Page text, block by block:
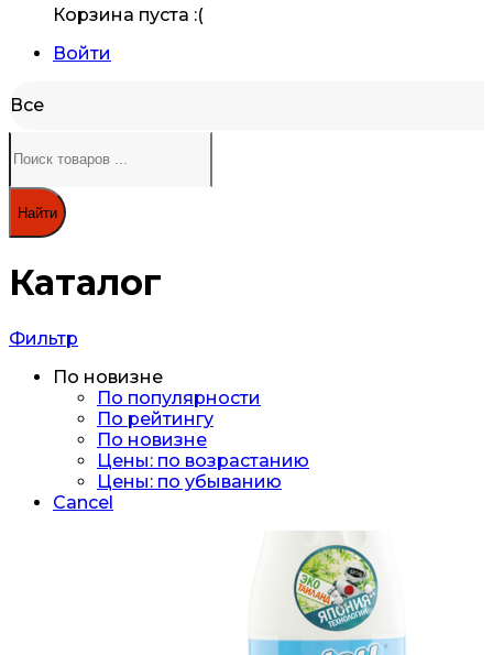
Корзина пуста :(
Войти
Все
Найти
Каталог
Фильтр
По новизне
По популярности
По рейтингу
По новизне
Цены: по возрастанию
Цены: по убыванию
Cancel